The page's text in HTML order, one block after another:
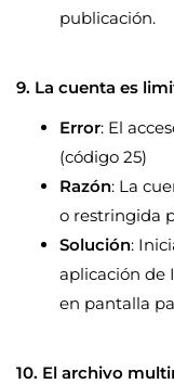
publicación.
9. La cuenta es
Error: El
(código 25)
Razón: La
o restringida
Solución:
aplicación de
en pantalla
10. El archivo